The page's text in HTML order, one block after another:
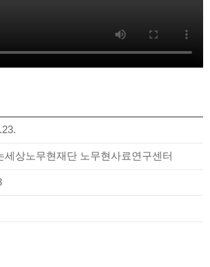
세상노무현재단 노무현사료연구센터